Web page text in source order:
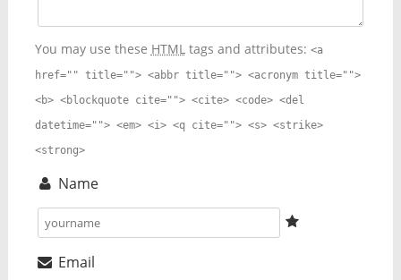
You may use these HTMLtags and attributes: <a
href="" title=""> <abbr title=""> <acronym title="">
<b> <blockquote cite=""> <cite> <code> <del
datetime=""> <em> <i> <q cite=""> <s> <strike>
<strong>
Name
Email